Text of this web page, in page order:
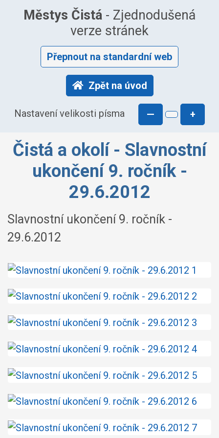
Městys Čistá - Zjednodušená
verze stránek
Přepnout na standardní web
Zpět na úvod
Nastavení velikosti písma — +
Čistá a okolí - Slavnostní
ukončení 9. ročník -
29.6.2012
Slavnostní ukončení 9. ročník -
29.6.2012